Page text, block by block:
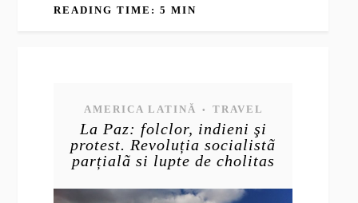
READING TIME: 5 MIN
AMERICA LATINĂ • TRAVEL
La Paz: folclor, indieni şi
protest. Revoluția socialistã
parțialã si lupte de cholitas